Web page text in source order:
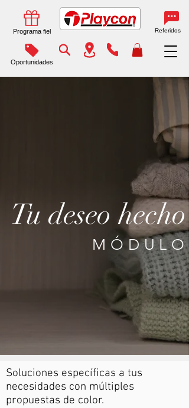
Programa fiel Referidos
Oportunidades
Tu deseo hecho
MÓDULO
Soluciones específicas a tus
necesidades con múltiples
propuestas de color.